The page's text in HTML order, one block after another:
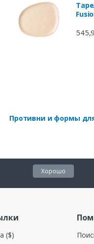
Противни и формы
Хорошо
($)